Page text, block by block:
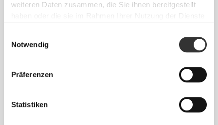
weiteren Daten zusammen, die Sie ihnen bereitgestellt
Notwendig
Präferenzen
Statistiken
Probiotic Yogurt Starter Mix -
20%
Brauner Leinsamen 200g